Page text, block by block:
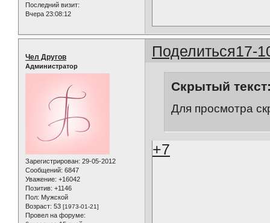
Последний визит:
Вчера 23:08:12
Поделиться17-
Чел Другов
Администратор
Зарегистрирован: 29-05-2012
Сообщений: 6847
Уважение: +16042
Позитив: +1146
Пол: Мужской
Возраст: 53 [1973-01-21]
Провел на форуме:
Скрытый
Для просмотра
+7